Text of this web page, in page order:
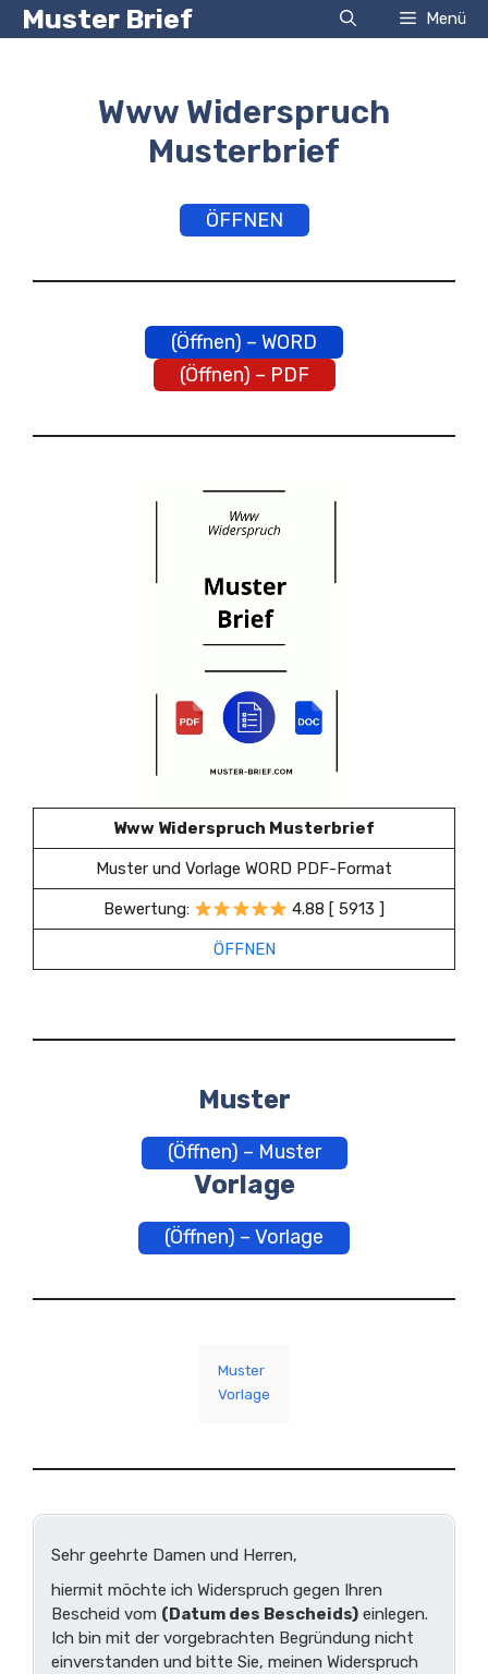
Zum
InhaltMuster Brief Menü
Www Widerspruch
Musterbrief
ÖFFNEN
(Öffnen) – WORD
(Öffnen) – PDF
Www Widerspruch Musterbrief
Muster und Vorlage WORD PDF-Format
Bewertung: 4.88 [ 5913 ]
ÖFFNEN
Muster
(Öffnen) – Muster
Vorlage
(Öffnen) – Vorlage
Muster
Vorlage
Sehr geehrte Damen und Herren,
hiermit möchte ich Widerspruch gegen Ihren
Bescheid vom (Datum des Bescheids) einlegen.
Ich bin mit der vorgebrachten Begründung nicht
einverstanden und bitte Sie, meinen Widerspruch